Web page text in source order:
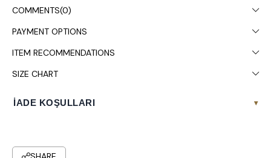
COMMENTS(0)
PAYMENT OPTIONS
ITEM RECOMMENDATIONS
SIZE CHART
İADE KOŞULLARI ▾